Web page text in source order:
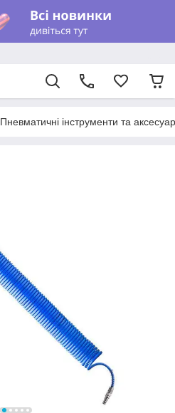
Пневматичні інструменти та